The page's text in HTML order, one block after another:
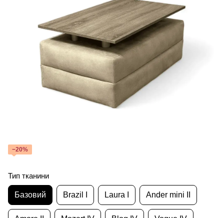
−20%
Тип тканини
Базовий Brazil I Laura I Ander mini II